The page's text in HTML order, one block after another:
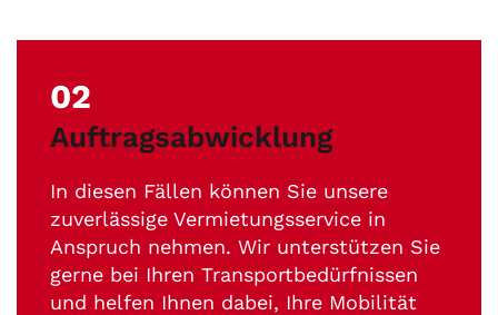
02
Auftragsabwicklung
In diesen Fällen können Sie unsere
zuverlässige Vermietungsservice in
Anspruch nehmen. Wir unterstützen Sie
gerne bei Ihren Transportbedürfnissen
und helfen Ihnen dabei, Ihre Mobilität